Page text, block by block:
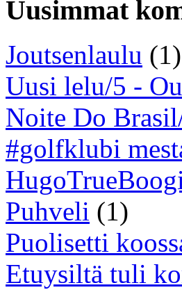
Uusimmat
Joutsenlaulu (1)
Uusi lelu/5 -
Noite Do
#golfklubi
Puhveli (1)
Puolisetti
Etuysiltä tuli